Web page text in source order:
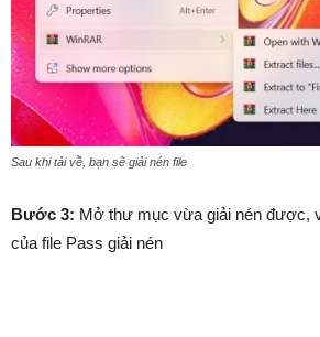
Sau khi tải về, bạn sẽ giải nén file
Bước 3: Mở thư mục vừa giải nén được,
của file Pass giải nén